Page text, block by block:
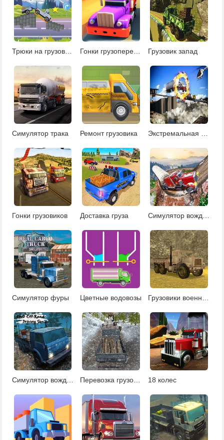
Трюки на грузовике Гонки грузоперевозчиков Грузовик запад
Симулятор трака Ремонт грузовика
Гонки грузовиков Доставка груза
Симулятор фуры Цветные водовозы
Перевозка грузов в России 18 колес